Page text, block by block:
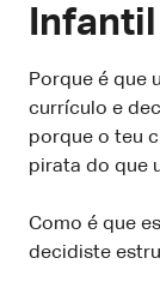
Infantil
Porque é que
currículo e
porque o teu
pirata do que
Como é que
decidiste